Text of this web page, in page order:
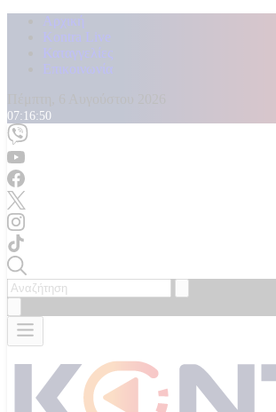
Αρχική
Kontra Live
Καταγγελίες
Επικοινωνία
07:16:52